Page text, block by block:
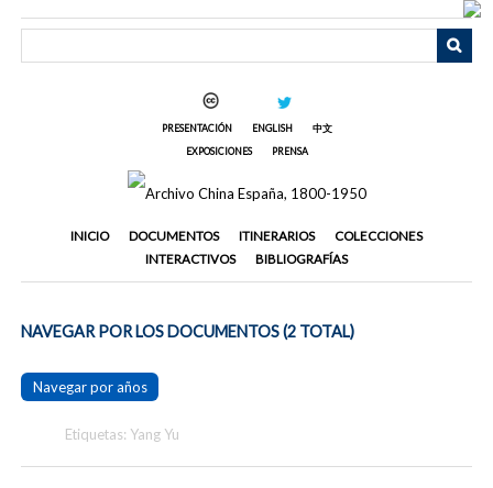
PRESENTACIÓN ENGLISH
中文
EXPOSICIONES
PRENSA
INICIO DOCUMENTOS ITINERARIOS
COLECCIONES
INTERACTIVOS
BIBLIOGRAFÍAS
NAVEGAR POR LOS DOCUMENTOS (2 TOTAL)
Navegar por años
Etiquetas: Yang Yu